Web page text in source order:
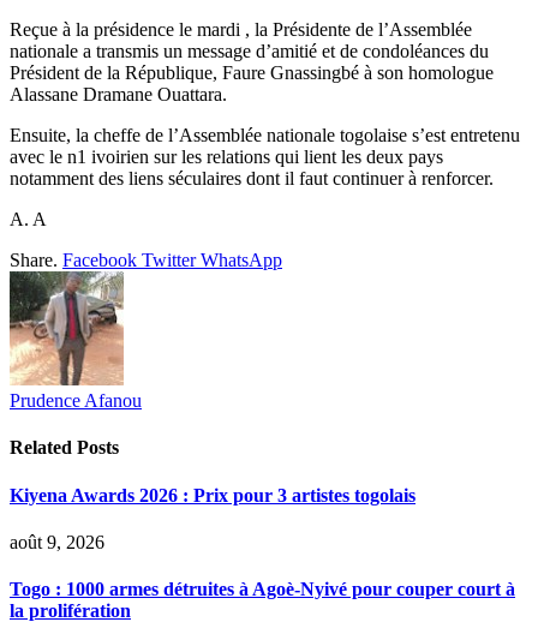
Reçue à la présidence le mardi , la Présidente de l’Assemblée
nationale a transmis un message d’amitié et de condoléances du
Président de la République, Faure Gnassingbé à son homologue
Alassane Dramane Ouattara.
Ensuite, la cheffe de l’Assemblée nationale togolaise s’est entretenu
avec le n1 ivoirien sur les relations qui lient les deux pays
notamment des liens séculaires dont il faut continuer à renforcer.
A. A
Share. Facebook Twitter WhatsApp
Prudence Afanou
Related Posts
Kiyena Awards 2026 : Prix pour 3 artistes togolais
août 9, 2026
Togo : 1000 armes détruites à Agoè-Nyivé pour couper court à
la prolifération